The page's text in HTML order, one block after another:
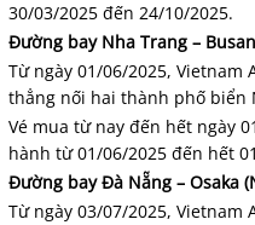
30/03/2025 đến 24/10/2025.
Đường bay Nha Trang –
Từ ngày 01/06/2025,
thẳng nối hai thành phố biển
Vé mua từ nay đến hết ngày
hành từ 01/06/2025 đến hết
Đường bay Đà Nẵng – Osaka
Từ ngày 03/07/2025,